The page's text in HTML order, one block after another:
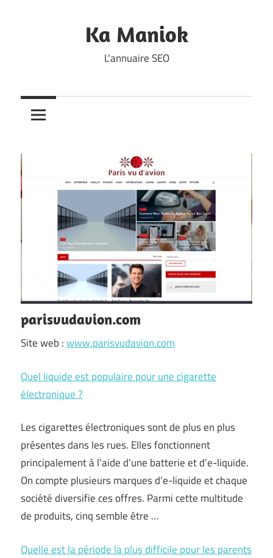
Ka Maniok
L'annuaire SEO
parisvudavion.com
Site web :www.parisvudavion.com
Quel liquide est populaire pour une cigarette
électronique ?
Les cigarettes électroniques sont de plus en plus
présentes dans les rues. Elles fonctionnent
principalement à l’aide d’une batterie et d’e-liquide.
On compte plusieurs marques d’e-liquide et chaque
société diversifie ces offres. Parmi cette multitude
de produits, cinq semble être …
Quelle est la période la plus difficile pour les parents